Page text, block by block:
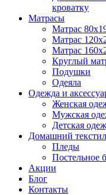
кроватку
Матрасы
Матрас
Матраc
Матрас
Круглый
Подушки
Одеяла
Одежда и
Женская
Мужская
Детская
Домашний
Пледы
Постельное
Акции
Блог
Контакты